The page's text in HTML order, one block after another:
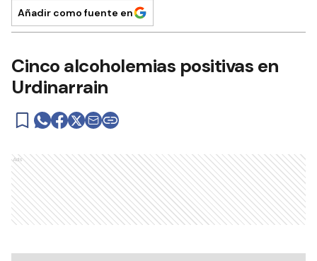
Añadir como fuente en
Cinco alcoholemias positivas en
Urdinarrain
Ads